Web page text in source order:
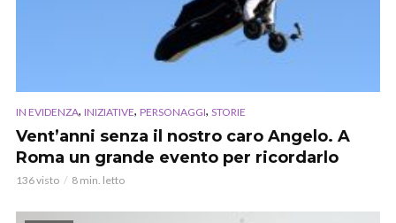
IN EVIDENZA, INIZIATIVE, PERSONAGGI, STORIE
Vent’anni senza il nostro caro Angelo. A
Roma un grande evento per ricordarlo
136 visto 8 min. letto